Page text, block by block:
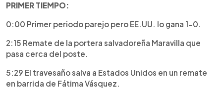
PRIMER TIEMPO:
0:00 Primer periodo parejo pero EE.UU. lo gana 1-0.
2:15 Remate de la portera salvadoreña Maravilla que
pasa cerca del poste.
5:29 El travesaño salva a Estados Unidos en un remate
en barrida de Fátima Vásquez.